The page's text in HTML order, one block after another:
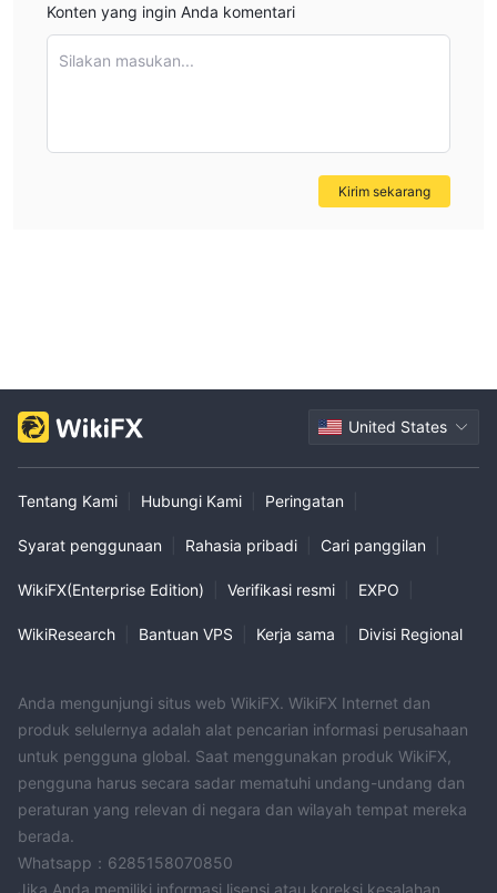
Konten yang ingin Anda komentari
Silakan masukan...
Kirim sekarang
United States
Tentang Kami Hubungi Kami Peringatan
Syarat penggunaan Rahasia pribadi Cari panggilan
WikiFX(Enterprise Edition) Verifikasi resmi EXPO
WikiResearch Bantuan VPS Kerja sama Divisi Regional
Anda mengunjungi situs web WikiFX. WikiFX Internet dan
produk selulernya adalah alat pencarian informasi perusahaan
untuk pengguna global. Saat menggunakan produk WikiFX,
pengguna harus secara sadar mematuhi undang-undang dan
peraturan yang relevan di negara dan wilayah tempat mereka
berada.
Whatsapp：6285158070850
Jika Anda memiliki informasi lisensi atau koreksi kesalahan